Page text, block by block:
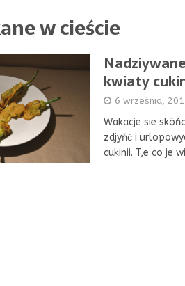
w cieście
kwiaty
6 września,
Wakacje sie
zdjyńć i
cukinii. T,e co je